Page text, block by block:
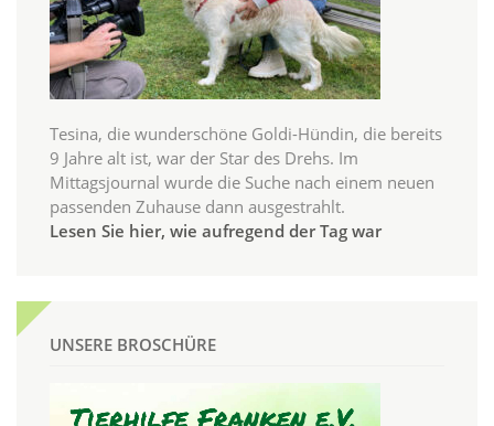
Tesina, die wunderschöne Goldi-Hündin, die bereits
9 Jahre alt ist, war der Star des Drehs. Im
Mittagsjournal wurde die Suche nach einem neuen
passenden Zuhause dann ausgestrahlt.
Lesen Sie hier, wie aufregend der Tag war
UNSERE BROSCHÜRE